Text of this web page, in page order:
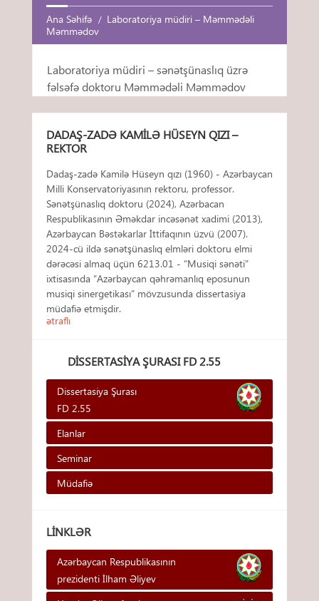
Ana Səhifə
Laboratoriya müdiri – Məmmədəli
Məmmədov
Laboratoriya müdiri – sənətşünaslıq üzrə
fəlsəfə doktoru Məmmədəli Məmmədov
DADAŞ-ZADƏ KAMILƏ HÜSEYN QIZI –
REKTOR
Dadaş-zadə Kamilə Hüseyn qızı (1960) - Azərbaycan
Milli Konservatoriyasının rektoru, professor.
Sənətşünaslıq doktoru (2024), Azərbacan
Respublikasının Əməkdar incəsənət xadimi (2013),
Azərbaycan Bəstəkarlar İttifaqının üzvü (2007).
2024-cü ildə sənətşünaslıq elmləri doktoru elmi
dərəcəsi almaq üçün 6213.01 - “Musiqi sənəti”
ixtisasında “Azərbaycan qəhrəmanlıq eposunun
musiqi sinergetikası” mövzusunda dissertasiya
müdafiə etmişdir.
ətraflı
DISSERTASIYA ŞURASI FD 2.55
Dissertasiya Şurası
FD 2.55
Elanlar
Seminar
Müdafiə
LINKLƏR
Azərbaycan Respublikasının
prezidenti İlham Əliyev